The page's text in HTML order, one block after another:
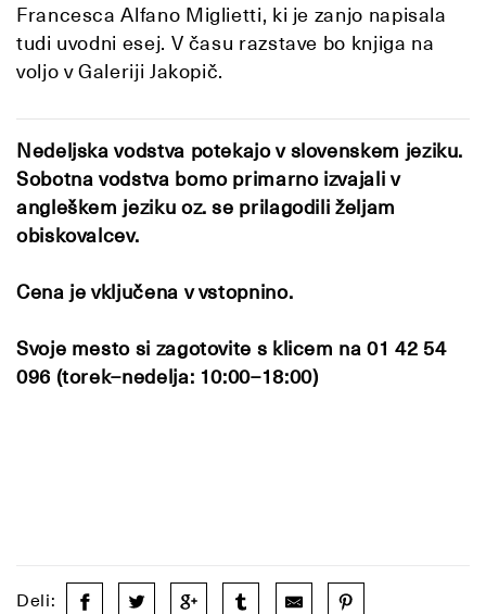
Francesca Alfano Miglietti, ki je zanjo napisala
tudi uvodni esej. V času razstave bo knjiga na
voljo v Galeriji Jakopič.
Nedeljska vodstva potekajo v slovenskem jeziku.
Sobotna vodstva bomo primarno izvajali v
angleškem jeziku oz. se prilagodili željam
obiskovalcev.
Cena je vključena v vstopnino.
Svoje mesto si zagotovite s klicem na 01 42 54
096 (torek–nedelja: 10:00–18:00)
Deli: